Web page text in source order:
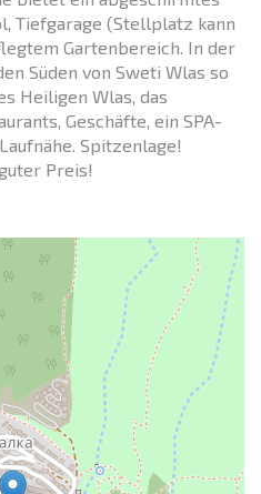
Tiefgarage (Stellplatz kann
Gartenbereich. In der
Süden von Sweti Wlas so
Heiligen Wlas, das
Geschäfte, ein SPA-
Spitzenlage!
Preis!